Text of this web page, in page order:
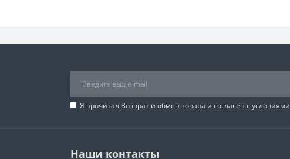
Я прочитал Возврат и обмен товара и согласен с условиями
Наши контакты